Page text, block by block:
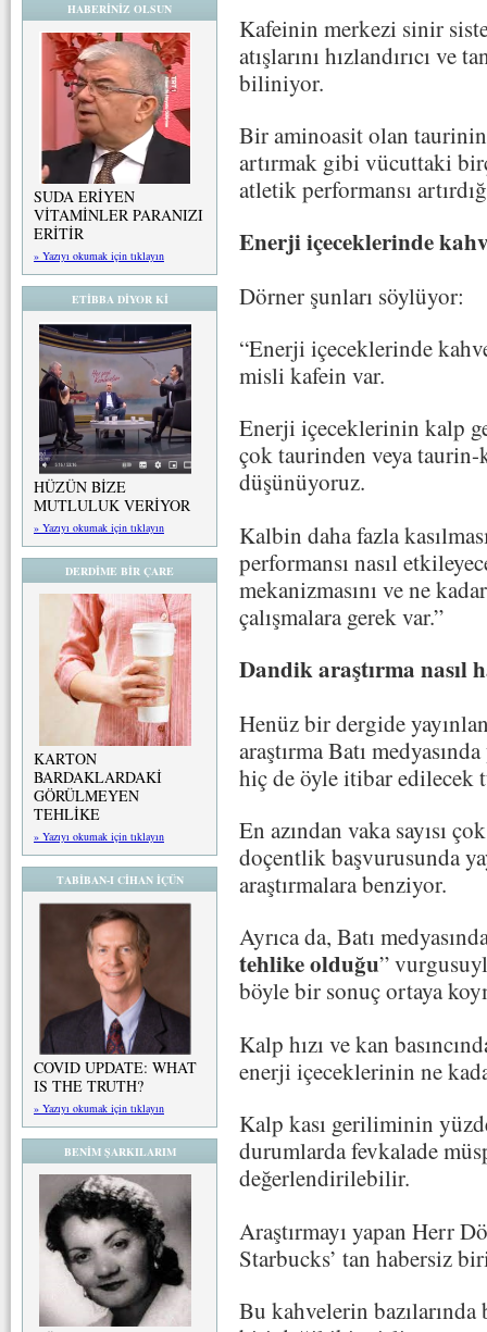
HABERİNİZ OLSUN
SUDA ERİYEN
VİTAMİNLER PARANIZI
ERİTİR
» Yazıyı okumak için tıklayın
ETİBBA DİYOR Kİ
HÜZÜN BİZE
MUTLULUK VERİYOR
» Yazıyı okumak için tıklayın
DERDİME BİR ÇARE
KARTON
BARDAKLARDAKİ
GÖRÜLMEYEN
TEHLİKE
» Yazıyı okumak için tıklayın
TABİBAN-I CİHAN İÇÜN
COVID UPDATE: WHAT
IS THE TRUTH?
» Yazıyı okumak için tıklayın
BENİM ŞARKILARIM
Kafeinin merkezi sinir
atışlarını hızlandırıcı
biliniyor.
Bir aminoasit olan taurinin
artırmak gibi vücuttaki
atletik performansı
Enerji içeceklerinde
Dörner şunları söylüyor:
“Enerji içeceklerinde
misli kafein var.
Enerji içeceklerinin kalp
çok taurinden veya taurin-
düşünüyoruz.
Kalbin daha fazla
performansı nasıl
mekanizmasını ve ne
çalışmalara gerek var.”
Dandik araştırma nasıl
Henüz bir dergide
araştırma Batı
hiç de öyle itibar edilecek
En azından vaka sayısı
doçentlik başvurusunda
araştırmalara benziyor.
Ayrıca da, Batı
tehlike olduğu”
böyle bir sonuç ortaya
Kalp hızı ve kan
enerji içeceklerinin ne
Kalp kası geriliminin
durumlarda fevkalade
değerlendirilebilir.
Araştırmayı yapan Herr
Starbucks’ tan habersiz
Bu kahvelerin